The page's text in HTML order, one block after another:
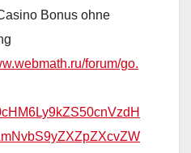
Bonus ohne
forum/go.